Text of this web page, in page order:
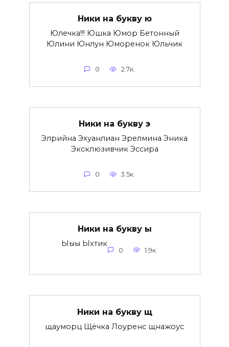
Ники на букву ю
Юлечка!!! Юшка Юмор Бетонный
Юлини Юнлун Юмоpенок Юльчик
0 2.7к.
Ники на букву э
Элрийна Эхуанлиан Эрелмина Эника
Эксклюзивчик Эссира
0 3.5к.
Ники на букву ы
Ыыы Ыхтик
0 1.9к.
Ники на букву щ
щауморц Щёчка Лоуренс щнажоус